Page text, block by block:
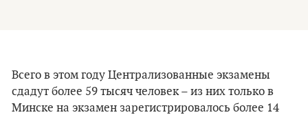
Всего в этом году Централизованные экзамены
сдадут более 59 тысяч человек – из них только в
Минске на экзамен зарегистрировалось более 14